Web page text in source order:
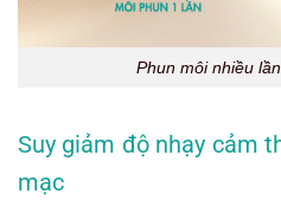
Phun môi nhiều
Suy giảm độ nhạy cảm
mạc